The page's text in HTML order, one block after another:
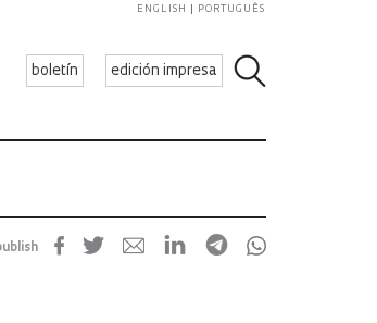
boletín edición impresa
ENGLISH PORTUGUÊS